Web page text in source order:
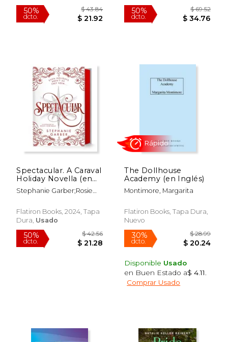
dcto. $ 26.59 dcto.
Spectacular. A Caraval
Holiday Novella (en
Inglés)
Stephanie Garber;Rosie
Flatiron Books, 2024, Tapa
Dura, Usado
The Dollhouse
Academy (en Inglés)
Montimore, Margarita
Flatiron Books, Tapa Dura,
Nuevo
Disponible Usado
en Buen Estado a$ 4.11
Comprar Usado